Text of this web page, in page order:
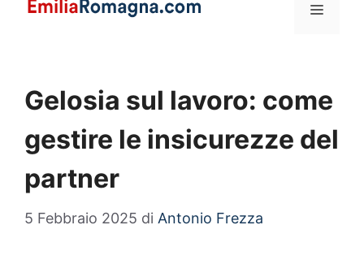
MENU
Gelosia sul lavoro: come
gestire le insicurezze del
partner
5 Febbraio 2025 di Antonio Frezza